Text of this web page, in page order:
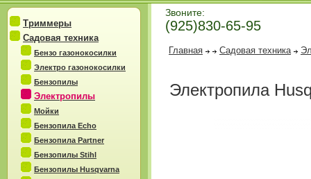
Триммеры
Садовая техника
Бензо газонокосилки
Электро газонокосилки
Бензопилы
Электропилы
Мойки
Бензопила Echo
Бензопила Partner
Бензопилы Stihl
Бензопилы Husqvarna
Звоните:
(925)830-65-95
Главная Садовая техника
Электропила